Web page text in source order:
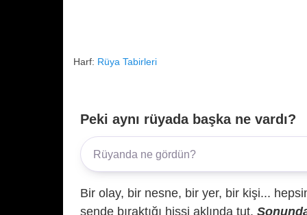
Harf: Rüya Tabirleri
Peki aynı rüyada başka ne vardı?
Bir olay, bir nesne, bir yer, bir kişi...
sende bıraktığı hissi aklında tut.